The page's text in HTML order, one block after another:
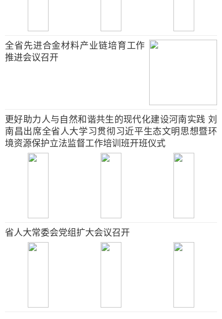
全省先进合金材料产业链培育工作
推进会议召开
更好助力人与自然和谐共生的现代化建设河南实践 刘
南昌出席全省人大学习贯彻习近平生态文明思想暨环
境资源保护立法监督工作培训班开班仪式
省人大常委会党组扩大会议召开